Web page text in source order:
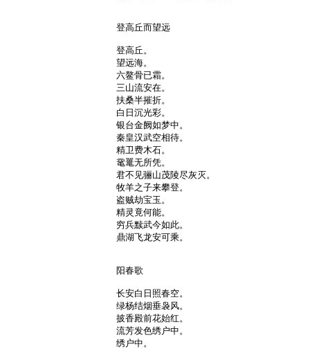
登高丘而望远
登高丘。
望远海。
六鳌骨已霜。
三山流安在。
扶桑半摧折。
白日沉光彩。
银台金阙如梦中。
秦皇汉武空相待。
精卫费木石。
鼋鼍无所凭。
君不见骊山茂陵尽灰灭。
牧羊之子来攀登。
盗贼劫宝玉。
精灵竟何能。
穷兵黩武今如此。
鼎湖飞龙安可乘。
阳春歌
长安白日照春空。
绿杨结烟垂袅风。
披香殿前花始红。
流芳发色绣户中。
绣户中。